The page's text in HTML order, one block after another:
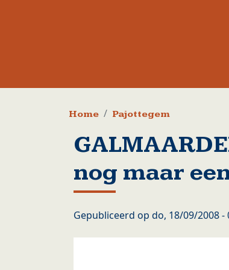
Kruimelpad
Home Pajottegem
nog maar
Gepubliceerd op do, 18/09/2008 -